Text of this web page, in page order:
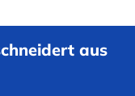
aus